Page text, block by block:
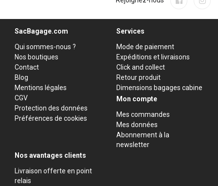
SacBagage.com
Qui sommes-nous ?
Nos boutiques
Contact
Blog
Mentions légales
CGV
Protection des données
Préférences de cookies
Services
Mode de paiement
Expéditions et livraisons
Click and collect
Retour produit
Dimensions bagages cabine
Mon compte
Mes commandes
Mes données
Abonnement à la
newsletter
Nos avantages clients
Livraison offerte en point
relais